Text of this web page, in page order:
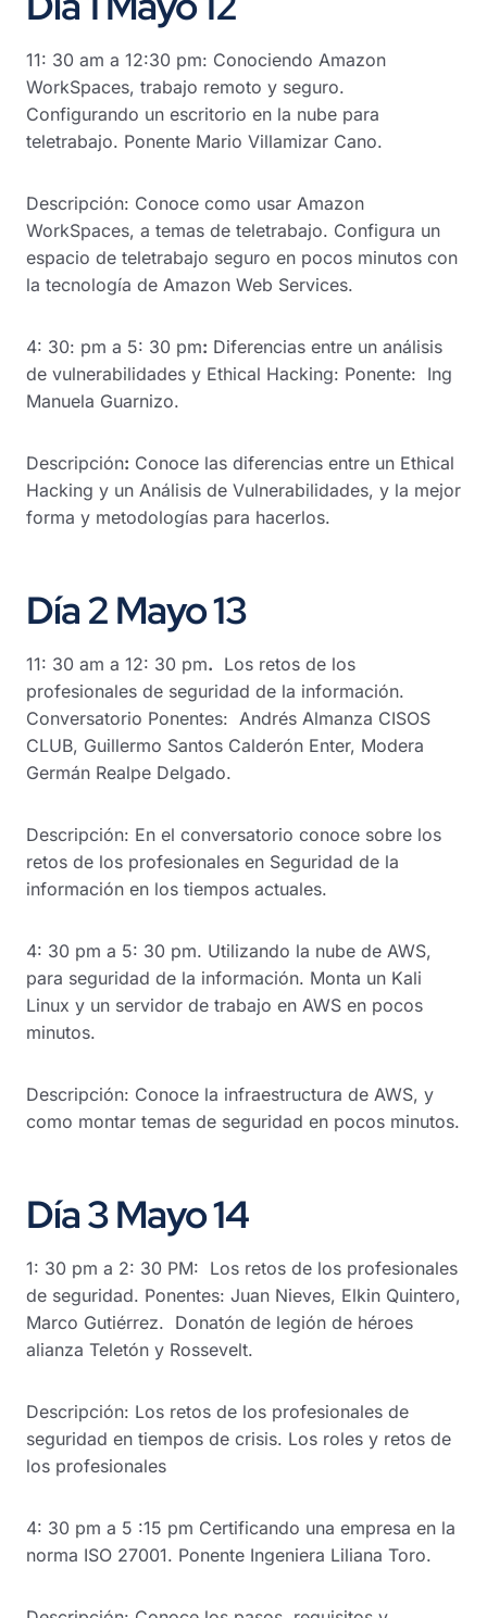
11: 30 am a 12:30 pm: Conociendo Amazon
WorkSpaces, trabajo remoto y seguro.
Configurando un escritorio en la nube para
teletrabajo. Ponente Mario Villamizar Cano.
Descripción: Conoce como usar Amazon
WorkSpaces, a temas de teletrabajo. Configura un
espacio de teletrabajo seguro en pocos minutos con
la tecnología de Amazon Web Services.
4: 30: pm a 5: 30 pm: Diferencias entre un análisis
de vulnerabilidades y Ethical Hacking: Ponente: Ing
Manuela Guarnizo.
Descripción: Conoce las diferencias entre un Ethical
Hacking y un Análisis de Vulnerabilidades, y la mejor
forma y metodologías para hacerlos.
Día 2 Mayo 13
11: 30 am a 12: 30 pm. Los retos de los
profesionales de seguridad de la información.
Conversatorio Ponentes: Andrés Almanza CISOS
CLUB, Guillermo Santos Calderón Enter, Modera
Germán Realpe Delgado.
Descripción: En el conversatorio conoce sobre los
retos de los profesionales en Seguridad de la
información en los tiempos actuales.
4: 30 pm a 5: 30 pm. Utilizando la nube de AWS,
para seguridad de la información. Monta un Kali
Linux y un servidor de trabajo en AWS en pocos
minutos.
Descripción: Conoce la infraestructura de AWS, y
como montar temas de seguridad en pocos minutos.
Día 3 Mayo 14
1: 30 pm a 2: 30 PM: Los retos de los profesionales
de seguridad. Ponentes: Juan Nieves, Elkin Quintero,
Marco Gutiérrez. Donatón de legión de héroes
alianza Teletón y Rossevelt.
Descripción: Los retos de los profesionales de
seguridad en tiempos de crisis. Los roles y retos de
los profesionales
4: 30 pm a 5 :15 pm Certificando una empresa en la
norma ISO 27001. Ponente Ingeniera Liliana Toro.